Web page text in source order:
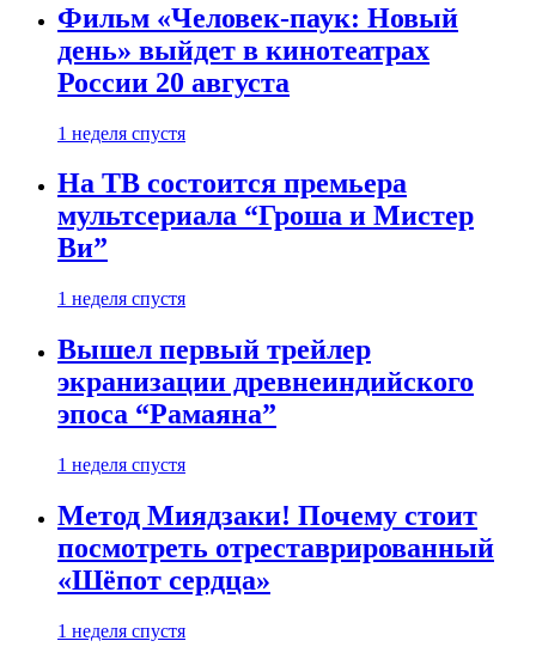
Фильм «Человек-паук: Новый
день» выйдет в кинотеатрах
России 20 августа
1 неделя спустя
На ТВ состоится премьера
мультсериала “Гроша и Мистер
Ви”
1 неделя спустя
Вышел первый трейлер
экранизации древнеиндийского
эпоса “Рамаяна”
1 неделя спустя
Метод Миядзаки! Почему стоит
посмотреть отреставрированный
«Шёпот сердца»
1 неделя спустя